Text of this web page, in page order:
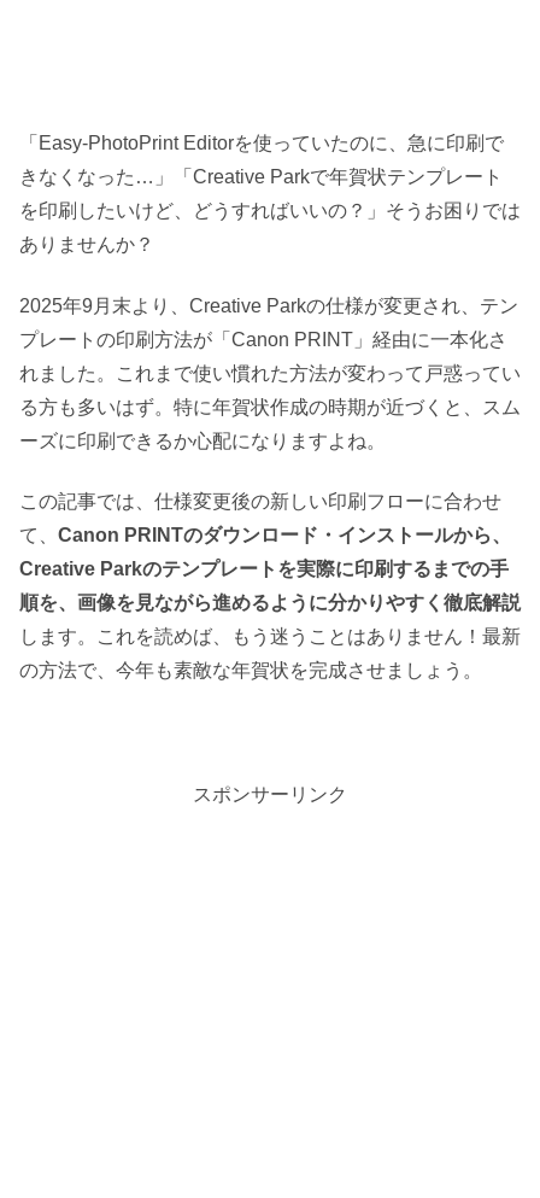
「Easy-PhotoPrint Editorを使っていたのに、急に印刷で
きなくなった…」「Creative Parkで年賀状テンプレート
を印刷したいけど、どうすればいいの？」そうお困りでは
ありませんか？
2025年9月末より、Creative Parkの仕様が変更され、テン
プレートの印刷方法が「Canon PRINT」経由に一本化さ
れました。これまで使い慣れた方法が変わって戸惑ってい
る方も多いはず。特に年賀状作成の時期が近づくと、スム
ーズに印刷できるか心配になりますよね。
この記事では、仕様変更後の新しい印刷フローに合わせ
て、 Canon PRINTのダウンロード・インストールから、
Creative Parkのテンプレートを実際に印刷するまでの手
順を、画像を見ながら進めるように分かりやすく徹底解説
します。これを読めば、もう迷うことはありません！最新
の方法で、今年も素敵な年賀状を完成させましょう。
スポンサーリンク